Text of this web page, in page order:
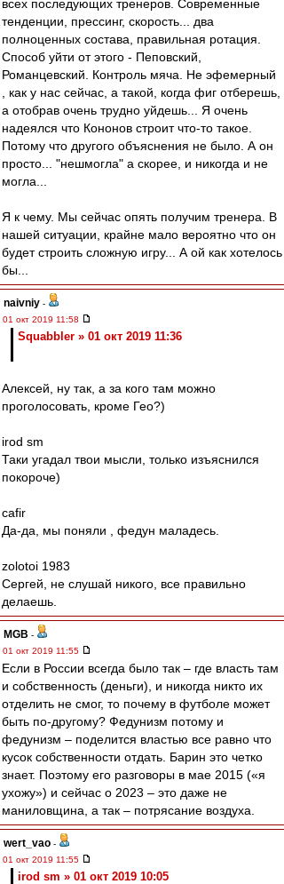
всех последующих тренеров. Современные
тенденции, прессинг, скорость... два
полноценных состава, правильная ротация.
Способ уйти от этого - Пеповский,
Романцевский. Контроль мяча. Не эфемерный
, как у нас сейчас, а такой, когда фиг отберешь,
а отобрав очень трудно уйдешь... Я очень
надеялся что Кононов строит что-то такое.
Потому что другого объяснения не было. А он
просто... "нешмогла" а скорее, и никогда и не
могла...
Я к чему. Мы сейчас опять получим тренера. В
нашей ситуации, крайне мало вероятно что он
будет строить сложную игру... А ой как хотелось
бы...
naivniy -
01 окт 2019 11:58
Squabbler » 01 окт 2019 11:36
Алексей, ну так, а за кого там можно
проголосовать, кроме Гео?)
irod sm
Таки угадал твои мысли, только изъяснился
покороче)
cafir
Да-да, мы поняли , федун маладесь.
zolotoi 1983
Сергей, не слушай никого, все правильно
делаешь.
MGB -
01 окт 2019 11:55
Если в России всегда было так – где власть там
и собственность (деньги), и никогда никто их
отделить не смог, то почему в футболе может
быть по-другому? Федунизм потому и
федунизм – поделится властью все равно что
кусок собственности отдать. Барин это четко
знает. Поэтому его разговоры в мае 2015 («я
ухожу») и сейчас о 2023 – это даже не
маниловщина, а так – потрясание воздуха.
wert_vao -
01 окт 2019 11:55
irod sm » 01 окт 2019 10:05